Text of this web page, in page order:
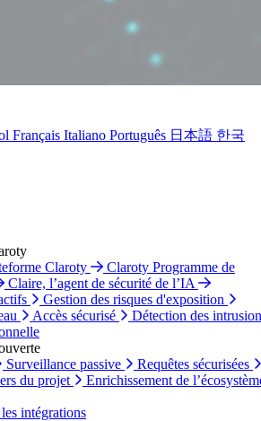
Français Italiano Português 日本語 한국
Claroty
Claroty Programme de
Claire, l’agent de sécurité de l’IA
Gestion des risques d'exposition
Accès sécurisé
Détection des
Surveillance passive
Requêtes sécurisées
du projet
Enrichissement de
intégrations